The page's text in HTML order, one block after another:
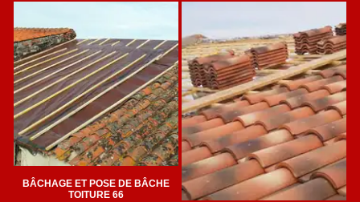
BÂCHAGE ET POSE DE BÂCHE
TOITURE 66